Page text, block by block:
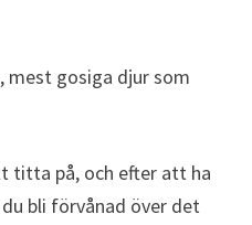
mest gosiga djur som
titta på, och efter att ha
bli förvånad över det